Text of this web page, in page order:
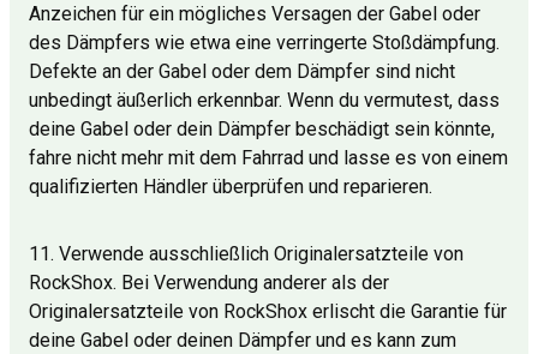
Anzeichen für ein mögliches Versagen der Gabel oder
des Dämpfers wie etwa eine verringerte Stoßdämpfung.
Defekte an der Gabel oder dem Dämpfer sind nicht
unbedingt äußerlich erkennbar. Wenn du vermutest, dass
deine Gabel oder dein Dämpfer beschädigt sein könnte,
fahre nicht mehr mit dem Fahrrad und lasse es von einem
qualifizierten Händler überprüfen und reparieren.
11. Verwende ausschließlich Originalersatzteile von
RockShox. Bei Verwendung anderer als der
Originalersatzteile von RockShox erlischt die Garantie für
deine Gabel oder deinen Dämpfer und es kann zum